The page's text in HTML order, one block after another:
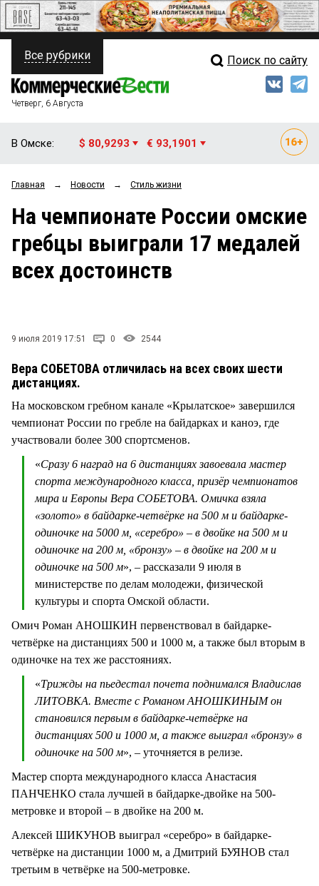
ПОЛИТИКА
ФИНАНСЫ
ОБЩЕСТВО
ЗАКОН
НОВОСТИ КОМПАНИЙ
Свежий выпуск
Рейтинги
Блоги
Все рубрики Поиск по сайту
Четверг, 6 Августа
В Омске: $ 80,9293 € 93,1901
Главная → Новости → Стиль жизни
На чемпионате России омские
гребцы выиграли 17 медалей
всех достоинств
9 июля 2019 17:51 0 2544
Вера СОБЕТОВА отличилась на всех своих шести
дистанциях.
На московском гребном канале «Крылатское» завершился
чемпионат России по гребле на байдарках и каноэ, где
участвовали более 300 спортсменов.
«Сразу 6 наград на 6 дистанциях завоевала мастер
спорта международного класса, призёр чемпионатов
мира и Европы Вера СОБЕТОВА. Омичка взяла
«золото» в байдарке-четвёрке на 500 м и байдарке-
одиночке на 5000 м, «серебро» – в двойке на 500 м и
одиночке на 200 м, «бронзу» – в двойке на 200 м и
одиночке на 500 м», – рассказали 9 июля в
министерстве по делам молодежи, физической
культуры и спорта Омской области.
Омич Роман АНОШКИН первенствовал в байдарке-
четвёрке на дистанциях 500 и 1000 м, а также был вторым в
одиночке на тех же расстояниях.
«Трижды на пьедестал почета поднимался Владислав
ЛИТОВКА. Вместе с Романом АНОШКИНЫМ он
становился первым в байдарке-четвёрке на
дистанциях 500 и 1000 м, а также выиграл «бронзу» в
одиночке на 500 м», – уточняется в релизе.
Мастер спорта международного класса Анастасия
ПАНЧЕНКО стала лучшей в байдарке-двойке на 500-
метровке и второй – в двойке на 200 м.
Алексей ШИКУНОВ выиграл «серебро» в байдарке-
четвёрке на дистанции 1000 м, а Дмитрий БУЯНОВ стал
третьим в четвёрке на 500-метровке.